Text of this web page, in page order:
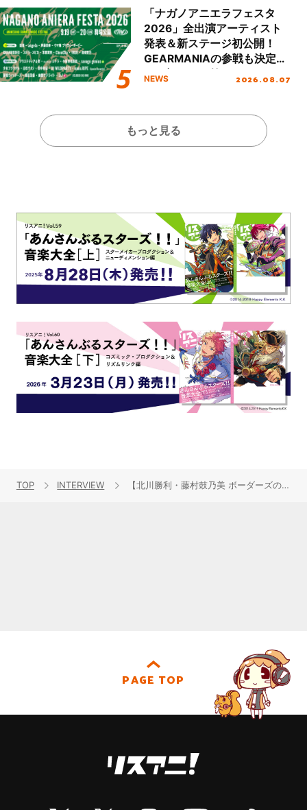
ート!!
「ナガノアニエラフェスタ
2026」全出演アーティスト
発表＆新ステージ初公開！
GEARMANIAの参戦も決定
し、初となる第3ステージの
NEWS 2026.08.07
もっと見る
TOP INTERVIEW 【北川勝利・藤村鼓乃美 ボーダーズの“音の場” season4】#3 中延～戸越編
PAGE TOP